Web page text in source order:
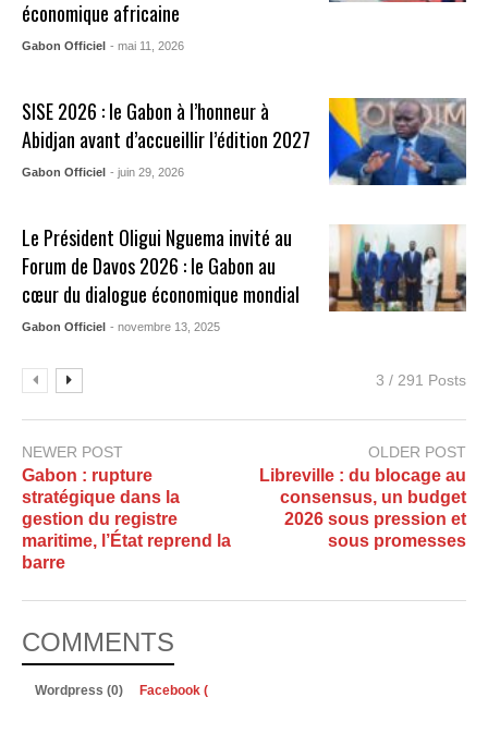
économique africaine
Gabon Officiel - mai 11, 2026
SISE 2026 : le Gabon à l’honneur à
Abidjan avant d’accueillir l’édition 2027
Gabon Officiel - juin 29, 2026
Le Président Oligui Nguema invité au
Forum de Davos 2026 : le Gabon au
cœur du dialogue économique mondial
Gabon Officiel - novembre 13, 2025
3 / 291 Posts
NEWER POST
Gabon : rupture
stratégique dans la
gestion du registre
maritime, l’État reprend la
barre
OLDER POST
Libreville : du blocage au
consensus, un budget
2026 sous pression et
sous promesses
COMMENTS
Wordpress (0) Facebook (